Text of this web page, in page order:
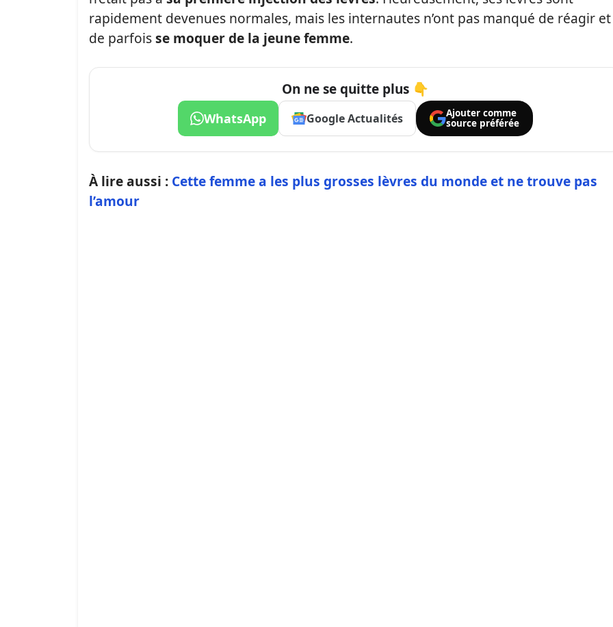
rapidement devenues normales, mais les internautes n’ont pas manqué de réagir et
de parfoisse moquer de la jeune femme.
On ne se quitte plus 👇
WhatsApp Google Actualités
Ajouter comme
source préférée
À lire aussi : Cette femme a les plus grosses lèvres du monde et ne trouve pas
l’amour